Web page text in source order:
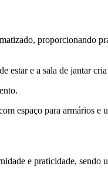
proporcionando
estar e a sala de jantar
espaço para armários e
e praticidade, sendo